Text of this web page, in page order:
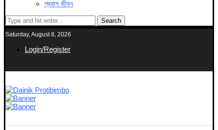
প্রবাস জীবন
Search
Saturday, August 8, 2026
Login/Register